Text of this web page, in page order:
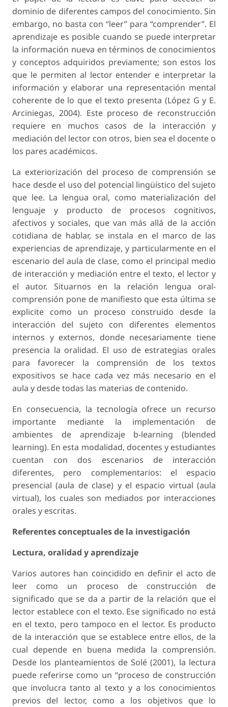
dominio de diferentes campos del conocimiento. Sin
embargo, no basta con “leer” para “comprender”. El
aprendizaje es posible cuando se puede interpretar
la información nueva en términos de conocimientos
y conceptos adquiridos previamente; son estos los
que le permiten al lector entender e interpretar la
información y elaborar una representación mental
coherente de lo que el texto presenta (López G y E.
Arciniegas, 2004). Este proceso de reconstrucción
requiere en muchos casos de la interacción y
mediación del lector con otros, bien sea el docente o
los pares académicos.
La exteriorización del proceso de comprensión se
hace desde el uso del potencial lingüístico del sujeto
que lee. La lengua oral, como materialización del
lenguaje y producto de procesos cognitivos,
afectivos y sociales, que van más allá de la acción
cotidiana de hablar, se instala en el marco de las
experiencias de aprendizaje, y particularmente en el
escenario del aula de clase, como el principal medio
de interacción y mediación entre el texto, el lector y
el autor. Situarnos en la relación lengua oral-
comprensión pone de manifiesto que esta última se
explicite como un proceso construido desde la
interacción del sujeto con diferentes elementos
internos y externos, donde necesariamente tiene
presencia la oralidad. El uso de estrategias orales
para favorecer la comprensión de los textos
expositivos se hace cada vez más necesario en el
aula y desde todas las materias de contenido.
En consecuencia, la tecnología ofrece un recurso
importante mediante la implementación de
ambientes de aprendizaje b-learning (blended
learning). En esta modalidad, docentes y estudiantes
cuentan con dos escenarios de interacción
diferentes, pero complementarios: el espacio
presencial (aula de clase) y el espacio virtual (aula
virtual), los cuales son mediados por interacciones
orales y escritas.
Referentes conceptuales de la investigación
Lectura, oralidad y aprendizaje
Varios autores han coincidido en definir el acto de
leer como un proceso de construcción de
significado que se da a partir de la relación que el
lector establece con el texto. Ese significado no está
en el texto, pero tampoco en el lector. Es producto
de la interacción que se establece entre ellos, de la
cual depende en buena medida la comprensión.
Desde los planteamientos de Solé (2001), la lectura
puede referirse como un “proceso de construcción
que involucra tanto al texto y a los conocimientos
previos del lector, como a los objetivos que lo